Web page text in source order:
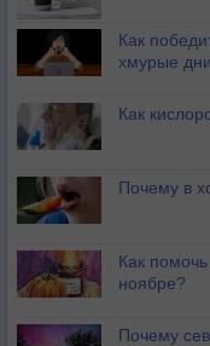
Как
хмурые
Как
Почему в
Как
ноябре?
Почему